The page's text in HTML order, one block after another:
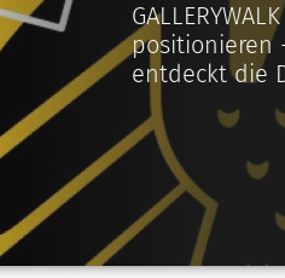
positionieren
entdeckt die